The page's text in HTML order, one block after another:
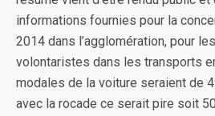
informations fournies pour la
2014 dans l’agglomération, pour
volontaristes dans les transports
modales de la voiture seraient de
avec la rocade ce serait pire soit